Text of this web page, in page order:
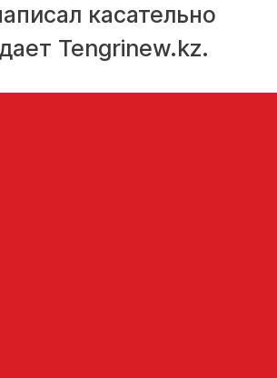
касательно
Tengrinew.kz.